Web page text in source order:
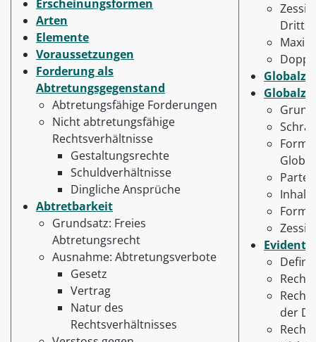
Inhalt
Form
der
Erscheinungsformen
Arten
Elemente
Voraussetzungen
Forderung als
Abtretungsgegenstand
Abtretungsfähige Forderungen
Nicht abtretungsfähige
Rechtsverhältnisse
Gestaltungsrechte
Schuldverhältnisse
Dingliche Ansprüche
Abtretbarkeit
Grundsatz: Freies
Abtretungsrecht
Ausnahme: Abtretungsverbote
Gesetz
Vertrag
Natur des
Rechtsverhältnisses